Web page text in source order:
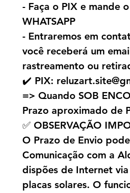
- Faça o PIX e mande
WHATSAPP
- Entraremos em
você receberá um
rastreamento ou
✔️ PIX:
=> Quando SOB
Prazo aproximado de
✅ OBSERVAÇÃO
O Prazo de Envio
Comunicação com a
dispões de Internet
placas solares. O